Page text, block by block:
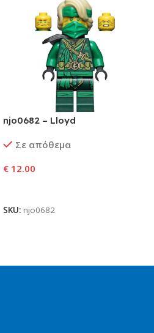
njo0682 – Lloyd
Σε απόθεμα
€ 12.00
SKU: njo0682